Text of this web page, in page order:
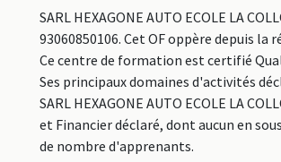
SARL HEXAGONE AUTO ECOLE LA
93060850106. Cet OF oppère depuis la
Ce centre de formation est certifié
Ses principaux domaines d'activités
SARL HEXAGONE AUTO ECOLE LA
et Financier déclaré, dont aucun en
de nombre d'apprenants.